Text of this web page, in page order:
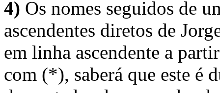
4) Os nomes seguidos de
ascendentes diretos de
em linha ascendente a
com (*), saberá que este é